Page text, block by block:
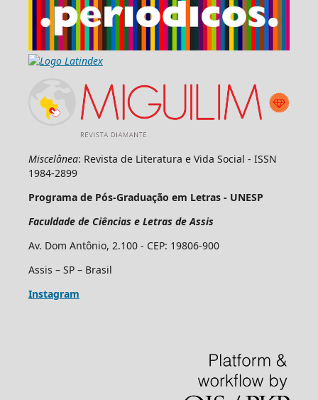
Miscelânea: Revista de Literatura e Vida Social - ISSN
1984-2899
Programa de Pós-Graduação em Letras - UNESP
Faculdade de Ciências e Letras de Assis
Av. Dom Antônio, 2.100 - CEP: 19806-900
Assis – SP – Brasil
Instagram